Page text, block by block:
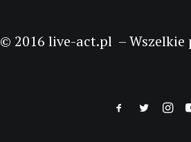
© 2016 live-act.pl – Wszelkie